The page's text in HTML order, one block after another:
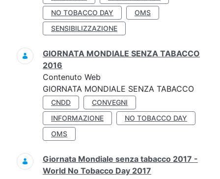
NO TOBACCO DAY
OMS
SENSIBILIZZAZIONE
GIORNATA MONDIALE SENZA TABACCO
2016
Contenuto Web
GIORNATA MONDIALE SENZA TABACCO
CNDD
CONVEGNI
INFORMAZIONE
NO TOBACCO DAY
OMS
Giornata Mondiale senza tabacco 2017 -
World No Tobacco Day 2017